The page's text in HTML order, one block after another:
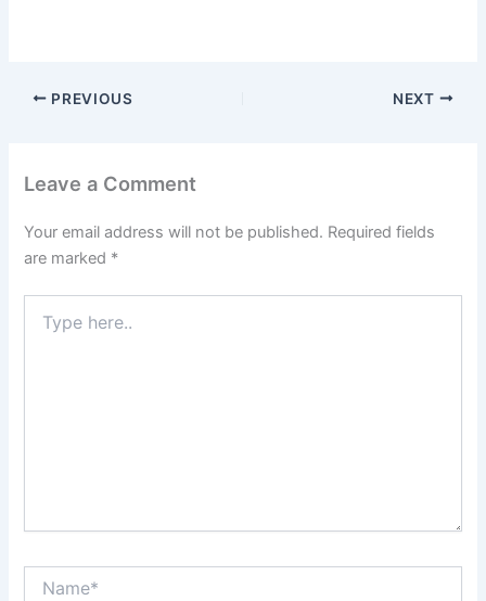
PREVIOUS NEXT
Leave a Comment
Your email address will not be published. Required fields
are marked *
here..